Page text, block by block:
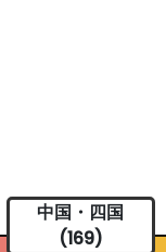
中国・四国
(169)